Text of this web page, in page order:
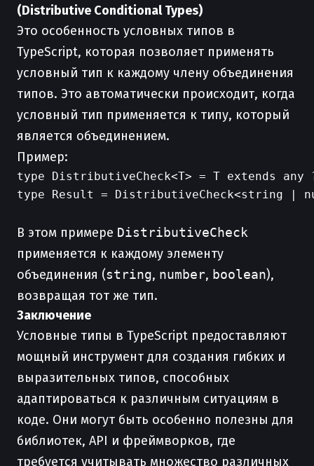
(Distributive Conditional Types)
Это особенность условных типов в
TypeScript, которая позволяет применять
условный тип к каждому члену объединения
типов. Это автоматически происходит, когда
условный тип применяется к типу, который
является объединением.
Пример:
type DistributiveCheck<T> = T extends
type Result = DistributiveCheck<string |
В этом примере DistributiveCheck
применяется к каждому элементу
объединения (string, number, boolean),
возвращая тот же тип.
Заключение
Условные типы в TypeScript предоставляют
мощный инструмент для создания гибких и
выразительных типов, способных
адаптироваться к различным ситуациям в
коде. Они могут быть особенно полезны для
библиотек, API и фреймворков, где
требуется учитывать множество различных